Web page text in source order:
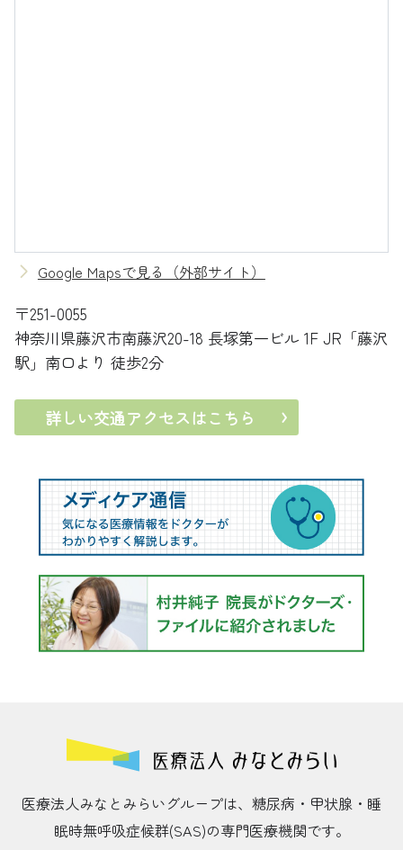
Google Mapsで見る（外部サイト）
〒251-0055
神奈川県藤沢市南藤沢20-18 長塚第一ビル 1F JR「藤沢
駅」南口より 徒歩2分
詳しい交通アクセスはこちら
医療法人みなとみらいグループは、糖尿病・甲状腺・睡
眠時無呼吸症候群(SAS)の専門医療機関です。